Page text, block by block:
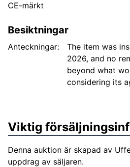
CE-märkt
Besiktningar
Anteckningar:
The item was
2026, and no
beyond what
considering its
Viktig
Denna auktion är skapad av
uppdrag av säljaren.